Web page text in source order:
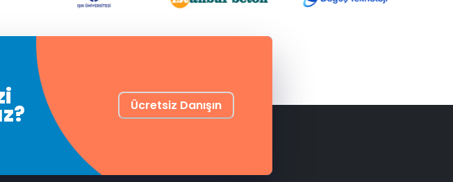
Ücretsiz Danışın